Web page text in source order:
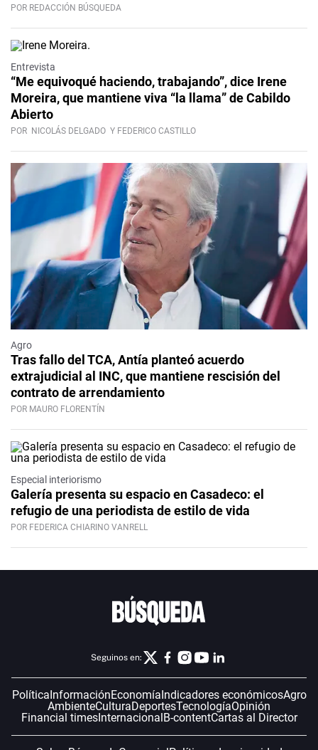
POR REDACCIÓN BÚSQUEDA
Video
Entrevista
“Me equivoqué haciendo, trabajando”, dice Irene
Moreira, que mantiene viva “la llama” de Cabildo
Abierto
POR NICOLÁS DELGADO Y FEDERICO CASTILLO
Agro
Tras fallo del TCA, Antía planteó acuerdo
extrajudicial al INC, que mantiene rescisión del
contrato de arrendamiento
POR MAURO FLORENTÍN
Especial interiorismo
Galería presenta su espacio en Casadeco: el
refugio de una periodista de estilo de vida
POR FEDERICA CHIARINO VANRELL
Seguinos en:
PolíticaInformaciónEconomíaIndicadores económicosAgro
AmbienteCulturaDeportesTecnologíaOpinión
Financial timesInternacionalB-contentCartas al Director